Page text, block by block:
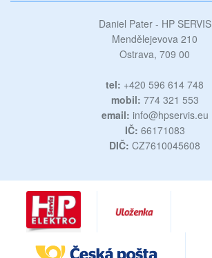
Daniel Pater - HP SERVIS
Mendělejevova 210
Ostrava, 709 00
tel: +420 596 614 748
mobil: 774 321 553
email: info@hpservis.eu
IČ: 66171083
DIČ: CZ7610045608